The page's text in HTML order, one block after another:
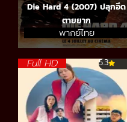
Die Hard 4 (2007) ปลุกอึด
ตายยาก
พากย์ไทย
Full HD 5.3